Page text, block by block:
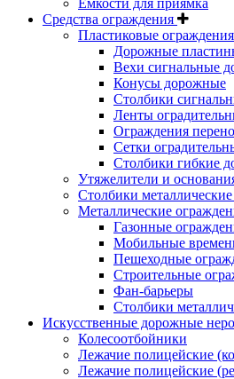
Емкости для приямка
Средства ограждения
Пластиковые ограждения
Дорожные
Вехи сигнальные
Конусы дорожные
Столбики
Ленты
Ограждения
Сетки
Столбики гибкие
Утяжелители и
Столбики
Металлические
Газонные
Мобильные
Пешеходные
Строительные
Фан-барьеры
Столбики
Искусственные дорожные
Колесоотбойники
Лежачие полицейские
Лежачие полицейские